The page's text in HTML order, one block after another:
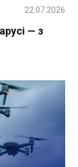
— з
22.07.2026